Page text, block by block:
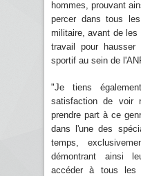
hommes, prouvant
percer dans tous
militaire, avant de les
travail pour hausser
sportif au sein de
"Je tiens
satisfaction de voir
prendre part à ce
dans l'une des
temps,
démontrant ainsi
accéder à tous les